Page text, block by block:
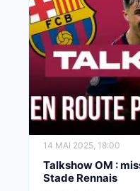
14 MAI 2025, 18:00
Talkshow OM :
Stade Rennais